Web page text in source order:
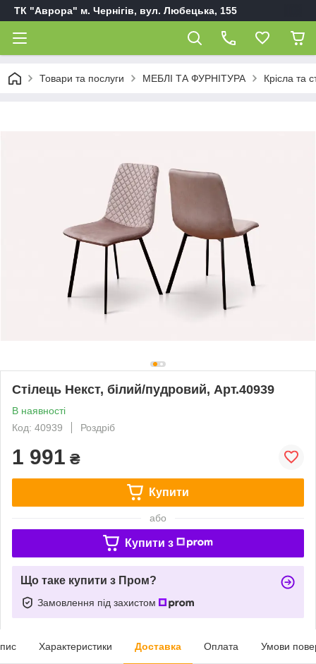
ТК "Аврора" м. Чернігів, вул. Любецька, 155
Товари та послуги МЕБЛІ ТА ФУРНІТУРА Крісла та
Стілець Некст, білий/пудровий, Арт.40939
В наявності
Код: 40939
Роздріб
1 991 ₴
Купити
або
Купити з
Що таке купити з Пром?
Замовлення під захистом
Характеристики Доставка Оплата Умови